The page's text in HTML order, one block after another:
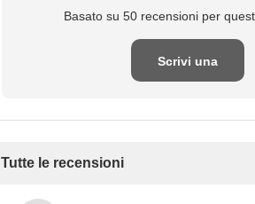
Basato su 50 recensioni per
Scrivi una
Tutte le recensioni